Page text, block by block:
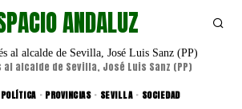
ANDALUZ
al alcalde de Sevilla, José Luis Sanz (PP)
POLÍTICA · PROVINCIAS · SEVILLA · SOCIEDAD